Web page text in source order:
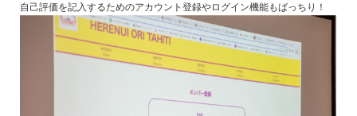
自己評価を記入するためのアカウント登録やログイン機能もばっちり！